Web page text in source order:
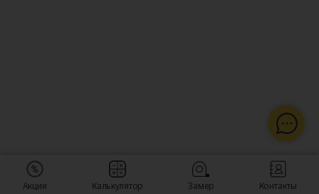
Акции Калькулятор Замер Контакты